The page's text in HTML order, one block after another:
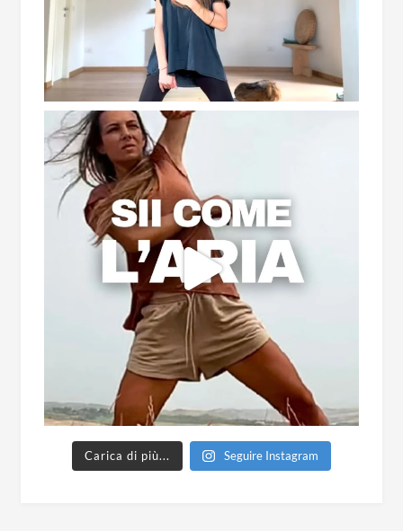
Carica di più... Seguire Instagram